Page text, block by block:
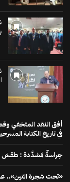
أفق النقد المتخفي
في تاريخ الكتابة
حِراسةٌ مُشدَّدة : طقسُ
«تحت شجرة التين»..